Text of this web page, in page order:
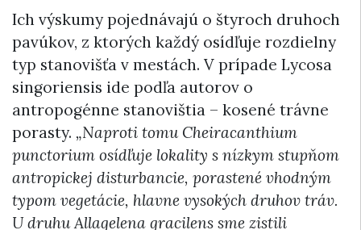
Ich výskumy pojednávajú o štyroch druhoch
pavúkov, z ktorých každý osídľuje rozdielny
typ stanovišťa v mestách. V prípade Lycosa
singoriensis ide podľa autorov o
antropogénne stanovištia – kosené trávne
porasty. „Naproti tomu Cheiracanthium
punctorium osídľuje lokality s nízkym stupňom
antropickej disturbancie, porastené vhodným
typom vegetácie, hlavne vysokých druhov tráv.
U druhu Allagelena gracilens sme zistili